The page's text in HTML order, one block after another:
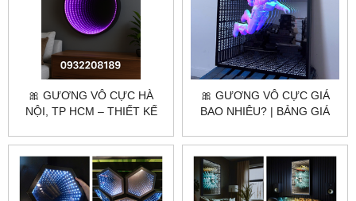
🎀 GƯƠNG VÔ CỰC HÀ
NỘI, TP HCM – THIẾT KẾ
NƠI
🎀 GƯƠNG VÔ CỰC GIÁ
BAO NHIÊU? | BẢNG GIÁ
CITYBUILDING